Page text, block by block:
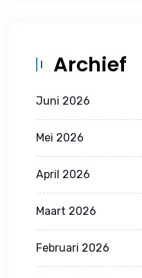
Archief
Juni 2026
Mei 2026
April 2026
Maart 2026
Februari 2026